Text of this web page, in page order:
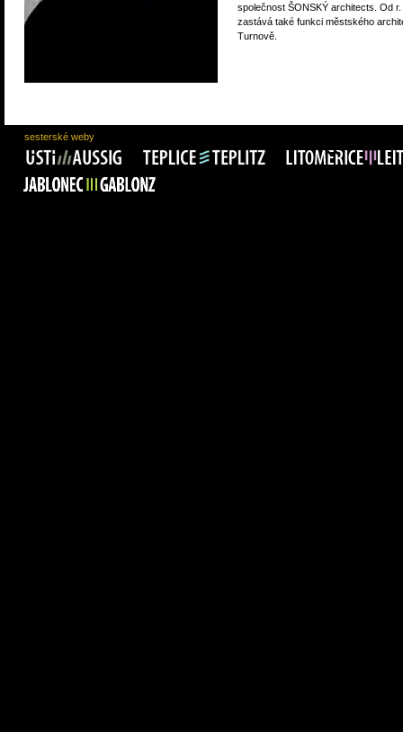
společnost ŠONSKÝ architects. Od r.
zastává také funkci městského
Turnově.
sesterské weby